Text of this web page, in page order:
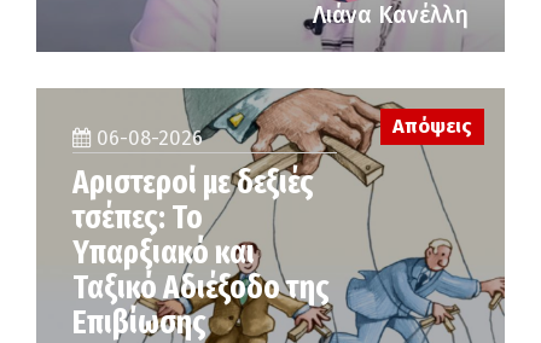
Λιάνα Κανέλλη
06-08-2026
Αριστεροί με δεξιές
τσέπες: Το
Υπαρξιακό και
Ταξικό Αδιέξοδο της
Επιβίωσης
Απόψεις